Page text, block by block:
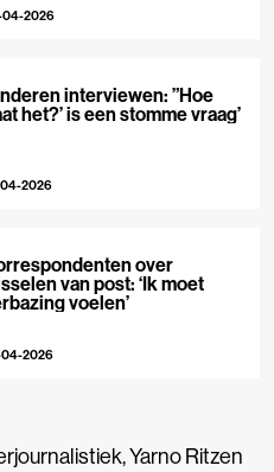
2026
interviewen: ”Hoe
het?’ is een stomme vraag’
2026
over
van post: ‘Ik moet
voelen’
2026
,Yarno Ritzen